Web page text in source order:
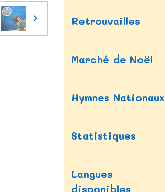
Retrouvailles
Marché de Noël
Hymnes Nationaux
Statistiques
Langues
disponibles